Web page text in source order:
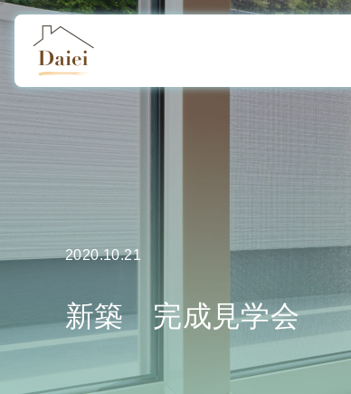
2020.10.21
新築 完成見学会